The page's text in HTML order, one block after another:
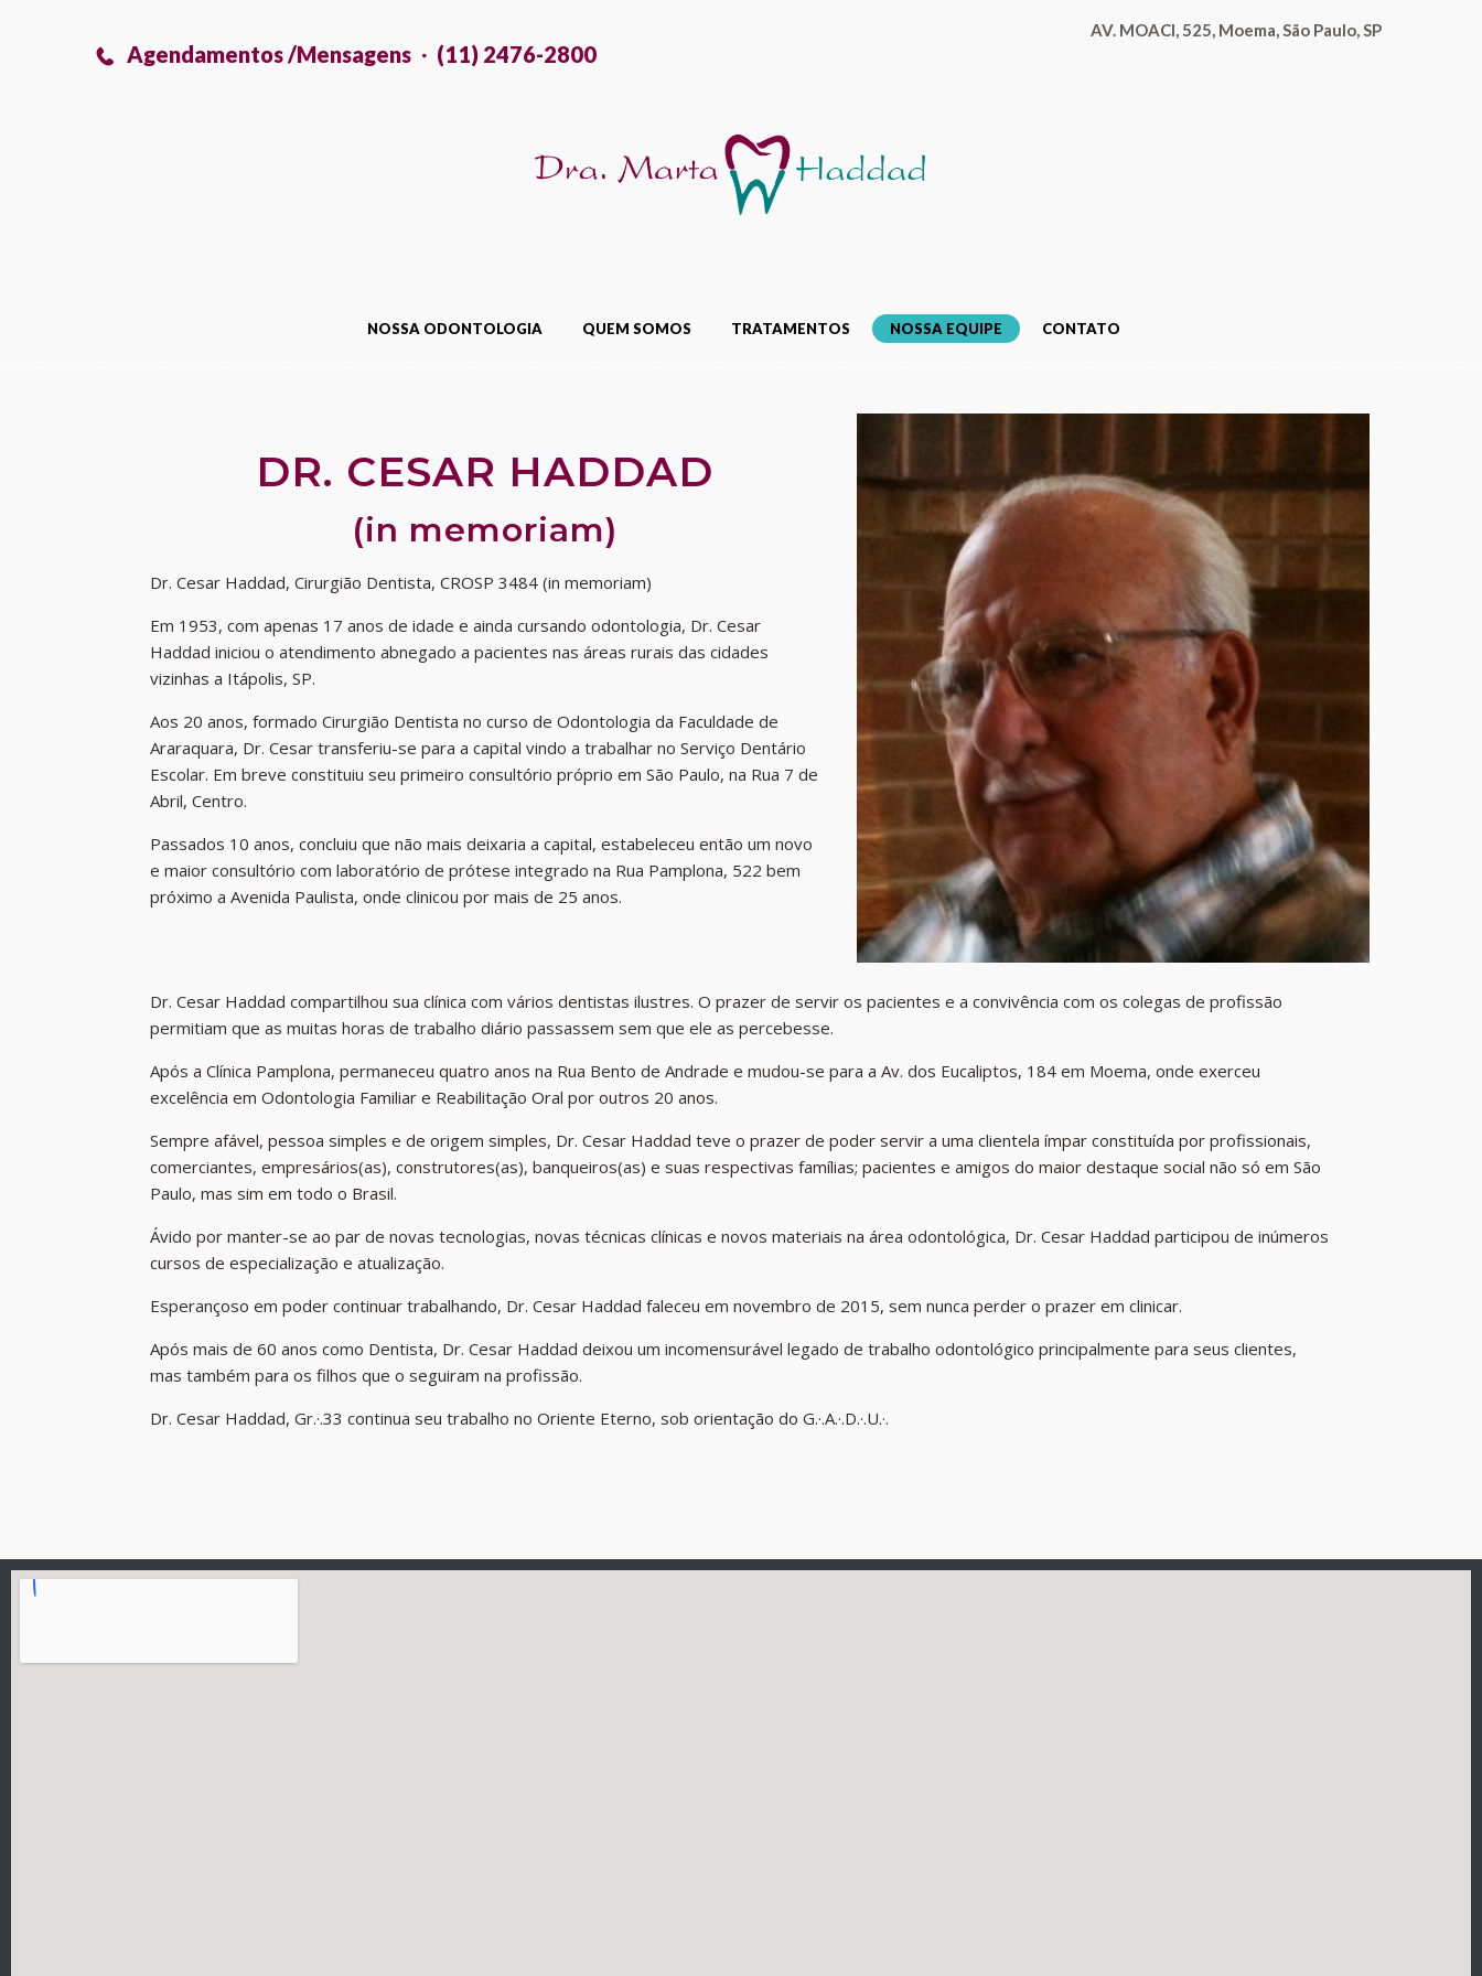
AV. MOACI, 525, Moema, São Paulo, SP
Agendamentos /Mensagens (11) 2476-2800
NOSSA ODONTOLOGIA QUEM SOMOS TRATAMENTOS NOSSA EQUIPE CONTATO
DR. CESAR HADDAD
(in memoriam)
Dr. Cesar Haddad, Cirurgião Dentista, CROSP 3484 (in memoriam)
Em 1953, com apenas 17 anos de idade e ainda cursando odontologia, Dr. Cesar
Haddad iniciou o atendimento abnegado a pacientes nas áreas rurais das cidades
vizinhas a Itápolis, SP.
Aos 20 anos, formado Cirurgião Dentista no curso de Odontologia da Faculdade de
Araraquara, Dr. Cesar transferiu-se para a capital vindo a trabalhar no Serviço Dentário
Escolar. Em breve constituiu seu primeiro consultório próprio em São Paulo, na Rua 7 de
Abril, Centro.
Passados 10 anos, concluiu que não mais deixaria a capital, estabeleceu então um novo
e maior consultório com laboratório de prótese integrado na Rua Pamplona, 522 bem
próximo a Avenida Paulista, onde clinicou por mais de 25 anos.
Dr. Cesar Haddad compartilhou sua clínica com vários dentistas ilustres. O prazer de servir os pacientes e a convivência com os colegas de profissão
permitiam que as muitas horas de trabalho diário passassem sem que ele as percebesse.
Após a Clínica Pamplona, permaneceu quatro anos na Rua Bento de Andrade e mudou-se para a Av. dos Eucaliptos, 184 em Moema, onde exerceu
excelência em Odontologia Familiar e Reabilitação Oral por outros 20 anos.
Sempre afável, pessoa simples e de origem simples, Dr. Cesar Haddad teve o prazer de poder servir a uma clientela ímpar constituída por profissionais,
comerciantes, empresários(as), construtores(as), banqueiros(as) e suas respectivas famílias; pacientes e amigos do maior destaque social não só em São
Paulo, mas sim em todo o Brasil.
Ávido por manter-se ao par de novas tecnologias, novas técnicas clínicas e novos materiais na área odontológica, Dr. Cesar Haddad participou de inúmeros
cursos de especialização e atualização.
Esperançoso em poder continuar trabalhando, Dr. Cesar Haddad faleceu em novembro de 2015, sem nunca perder o prazer em clinicar.
Após mais de 60 anos como Dentista, Dr. Cesar Haddad deixou um incomensurável legado de trabalho odontológico principalmente para seus clientes,
mas também para os filhos que o seguiram na profissão.
Dr. Cesar Haddad, Gr.·.33 continua seu trabalho no Oriente Eterno, sob orientação do G.·.A.·.D.·.U.·.